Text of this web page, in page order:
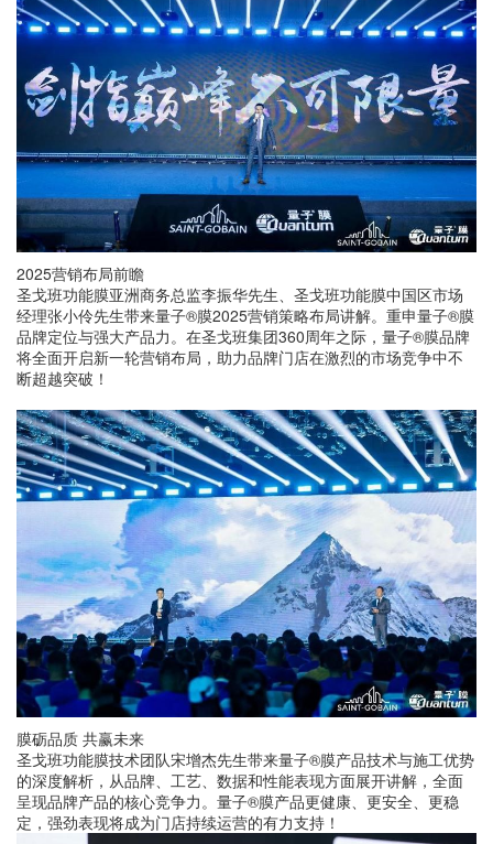
2025营销布局前瞻
圣戈班功能膜亚洲商务总监李振华先生、圣戈班功能膜中国区市场
经理张小伶先生带来量子®膜2025营销策略布局讲解。重申量子®膜
品牌定位与强大产品力。在圣戈班集团360周年之际，量子®膜品牌
将全面开启新一轮营销布局，助力品牌门店在激烈的市场竞争中不
断超越突破！
膜砺品质 共赢未来
圣戈班功能膜技术团队宋增杰先生带来量子®膜产品技术与施工优势
的深度解析，从品牌、工艺、数据和性能表现方面展开讲解，全面
呈现品牌产品的核心竞争力。量子®膜产品更健康、更安全、更稳
定，强劲表现将成为门店持续运营的有力支持！